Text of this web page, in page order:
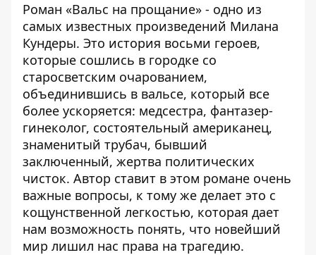
Роман «Вальс на прощание» - одно из
самых известных произведений Милана
Кундеры. Это история восьми героев,
которые сошлись в городке со
старосветским очарованием,
объединившись в вальсе, который все
более ускоряется: медсестра, фантазер-
гинеколог, состоятельный американец,
знаменитый трубач, бывший
заключенный, жертва политических
чисток. Автор ставит в этом романе очень
важные вопросы, к тому же делает это с
кощунственной легкостью, которая дает
нам возможность понять, что новейший
мир лишил нас права на трагедию.